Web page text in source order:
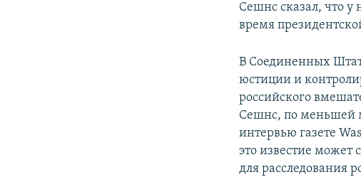
Сешнс сказал, что у
время
В Соединенных
юстиции и
российского
Сешнс, по меньшей
интервью газете
это известие может
для расследования